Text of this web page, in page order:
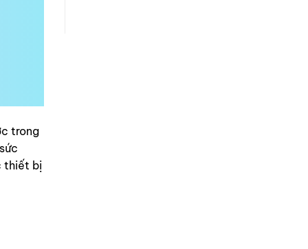
trong
thiết bị